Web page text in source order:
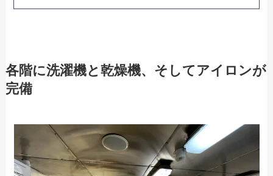
各階に洗濯機と乾燥機、そしてアイロンが
完備